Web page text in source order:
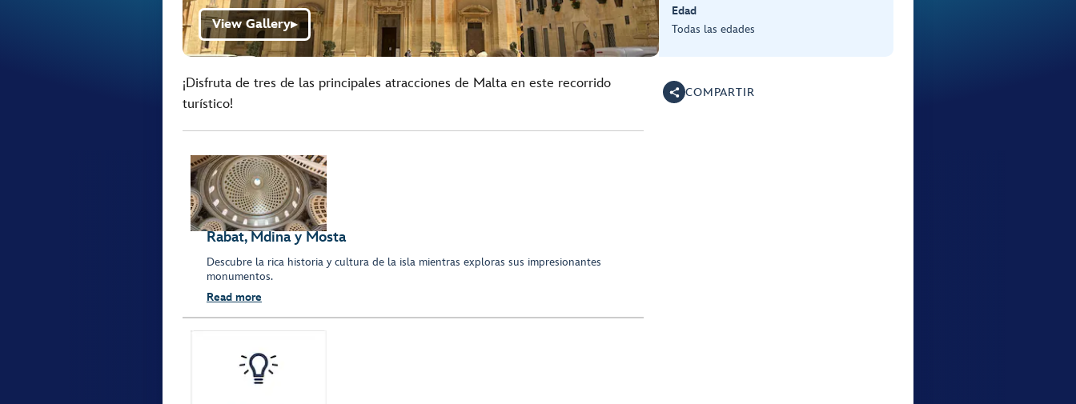
View Gallery▶
Edad
Todas las edades
¡Disfruta de tres de las principales atracciones de Malta en este recorrido
turístico!
Rabat, Mdina y Mosta
Descubre la rica historia y cultura de la isla mientras exploras sus impresionantes
monumentos.
Read more
COMPARTIR